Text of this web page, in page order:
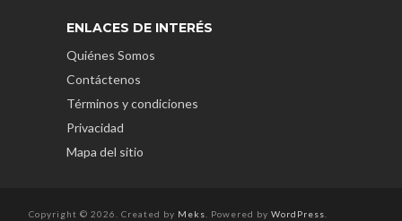
ENLACES DE INTERÉS
Quiénes Somos
Contáctenos
Términos y condiciones
Privacidad
Mapa del sitio
Copyright © 2026. Created by Meks . Powered by WordPress